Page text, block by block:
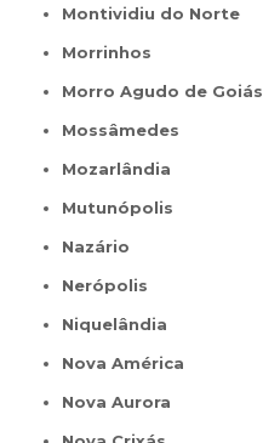
Montividiu do Norte
Morrinhos
Morro Agudo de Goiás
Mossâmedes
Mozarlândia
Mutunópolis
Nazário
Nerópolis
Niquelândia
Nova América
Nova Aurora